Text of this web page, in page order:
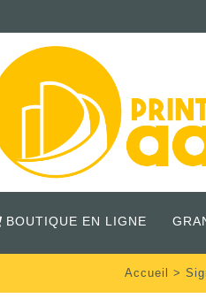
BOUTIQUE EN LIGNE
Accueil >